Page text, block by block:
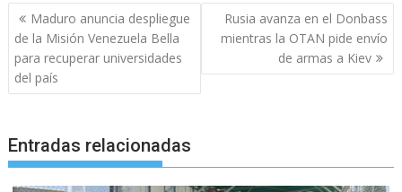
Navegación
de
entradas
Maduro anuncia despliegue
de la Misión Venezuela Bella
para recuperar universidades
del país
Rusia avanza en el Donbass
mientras la OTAN pide envío
de armas a Kiev
Entradas relacionadas